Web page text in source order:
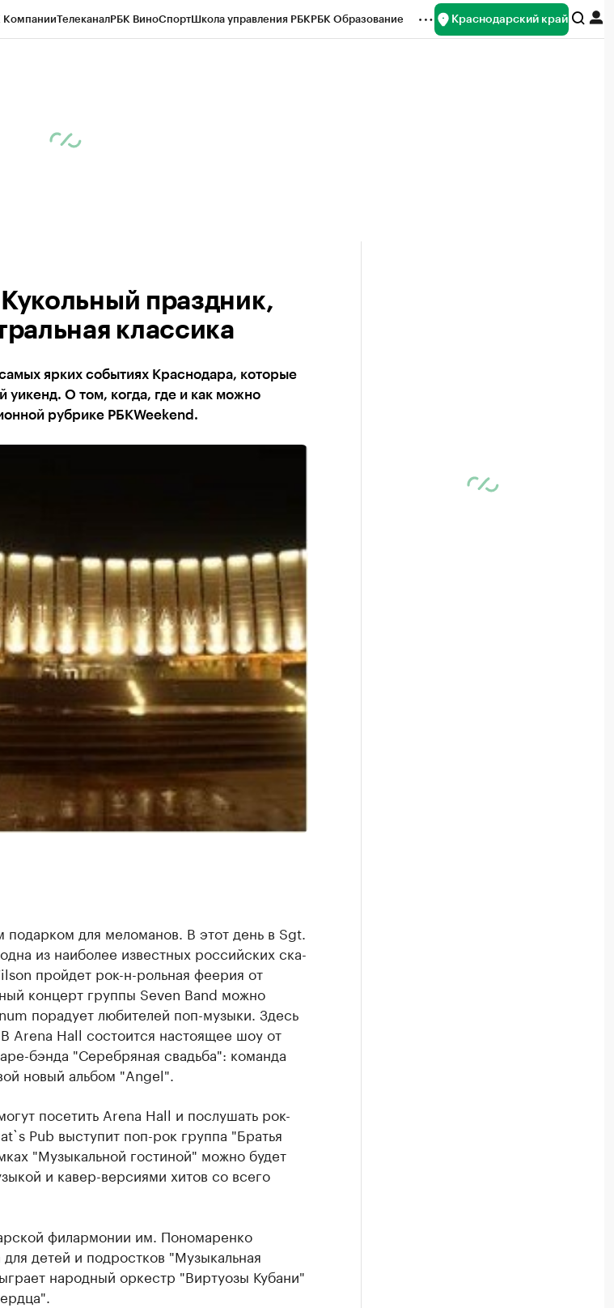
КомпанииТелеканалРБК ВиноСпортШкола управления РБКРБК Образование Краснодарский край
праздник,
классика
ярких событиях Краснодара, которые
О том, когда, где и как можно
рубрике РБКWeekend.
подарком для меломанов. В этот день в Sgt.
из наиболее известных российских ска-
пройдет рок-н-рольная феерия от
концерт группы Seven Band можно
порадует любителей поп-музыки. Здесь
Arena Hall состоится настоящее шоу от
бэнда "Серебряная свадьба": команда
новый альбом "Angel".
посетить Arena Hall и послушать рок-
Pub выступит поп-рок группа "Братья
"Музыкальной гостиной" можно будет
и кавер-версиями хитов со всего
филармонии им. Пономаренко
детей и подростков "Музыкальная
народный оркестр "Виртуозы Кубани"